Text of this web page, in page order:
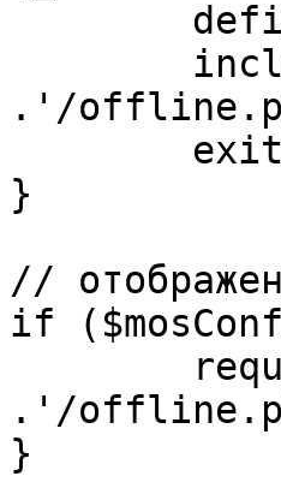
.'/
}
//
if
.'/
}